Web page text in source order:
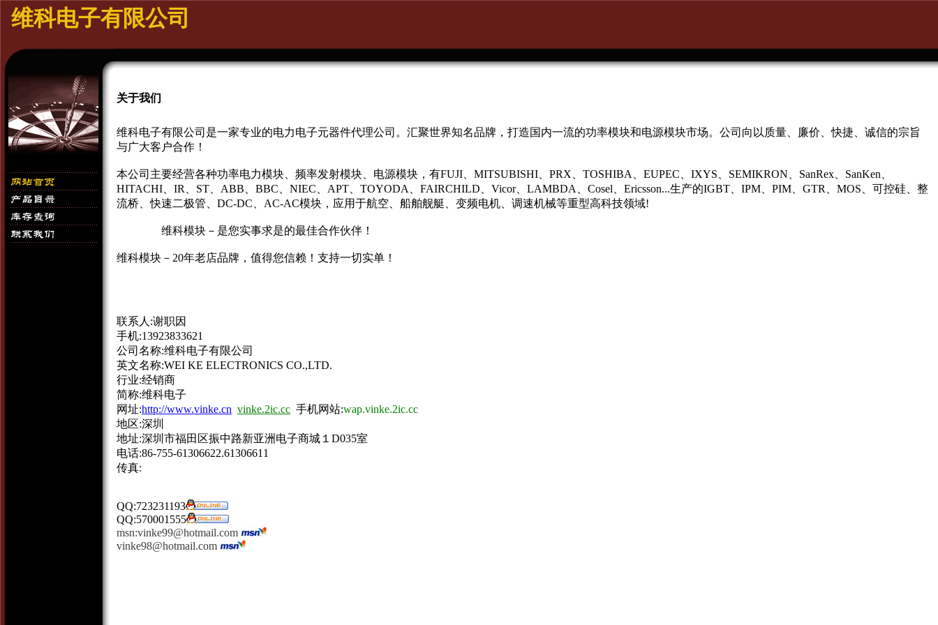
维科电子有限公司
关于我们
维科电子有限公司是一家专业的电力电子元器件代理公司。汇聚世界知名品牌，打造国内一流的功率模块和电源模块市场。公司向以质量、廉价、快捷、诚信的宗旨
与广大客户合作！
本公司主要经营各种功率电力模块、频率发射模块、电源模块，有FUJI、MITSUBISHI、PRX、TOSHIBA、EUPEC、IXYS、SEMIKRON、SanRex、SanKen、
HITACHI、IR、ST、ABB、BBC、NIEC、APT、TOYODA、FAIRCHILD、Vicor、LAMBDA、Cosel、Ericsson...生产的IGBT、IPM、PIM、GTR、MOS、可控硅、整
流桥、快速二极管、DC-DC、AC-AC模块，应用于航空、船舶舰艇、变频电机、调速机械等重型高科技领域!
维科模块－是您实事求是的最佳合作伙伴！
维科模块－20年老店品牌，值得您信赖！支持一切实单！
联系人:谢职因
手机:13923833621
公司名称:维科电子有限公司
英文名称:WEI KE ELECTRONICS CO.,LTD.
行业:经销商
简称:维科电子
网址:http://www.vinke.cn vinke.2ic.cc 手机网站:wap.vinke.2ic.cc
地区:深圳
地址:深圳市福田区振中路新亚洲电子商城１D035室
电话:86-755-61306622.61306611
传真:
QQ:723231193
QQ:570001555
msn:vinke99@hotmail.com
vinke98@hotmail.com